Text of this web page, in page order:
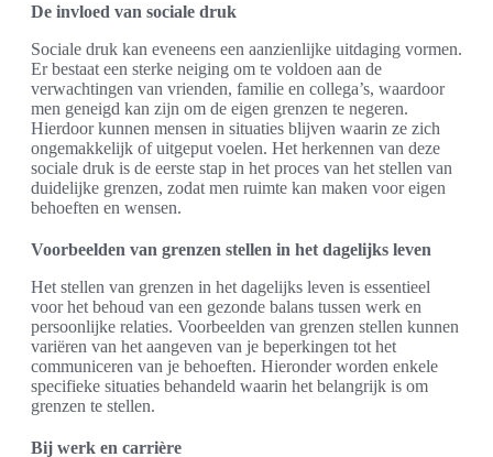
De invloed van sociale druk
Sociale druk kan eveneens een aanzienlijke uitdaging vormen.
Er bestaat een sterke neiging om te voldoen aan de
verwachtingen van vrienden, familie en collega’s, waardoor
men geneigd kan zijn om de eigen grenzen te negeren.
Hierdoor kunnen mensen in situaties blijven waarin ze zich
ongemakkelijk of uitgeput voelen. Het herkennen van deze
sociale druk is de eerste stap in het proces van het stellen van
duidelijke grenzen, zodat men ruimte kan maken voor eigen
behoeften en wensen.
Voorbeelden van grenzen stellen in het dagelijks leven
Het stellen van grenzen in het dagelijks leven is essentieel
voor het behoud van een gezonde balans tussen werk en
persoonlijke relaties. Voorbeelden van grenzen stellen kunnen
variëren van het aangeven van je beperkingen tot het
communiceren van je behoeften. Hieronder worden enkele
specifieke situaties behandeld waarin het belangrijk is om
grenzen te stellen.
Bij werk en carrière